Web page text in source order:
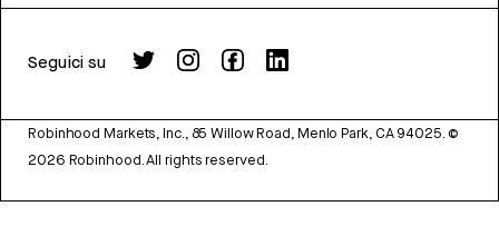
Seguici su
Robinhood Markets, Inc., 85 Willow Road, Menlo Park, CA 94025. ©
2026 Robinhood. All rights reserved.